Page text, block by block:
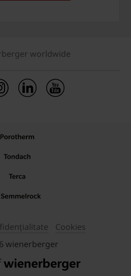
worldwide
Cookies
wienerberger